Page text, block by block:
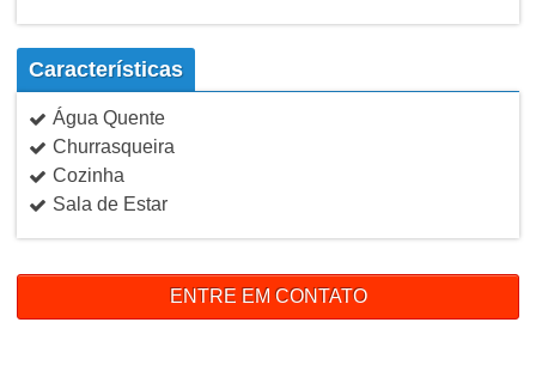
Características
Água Quente
Churrasqueira
Cozinha
Sala de Estar
ENTRE EM CONTATO